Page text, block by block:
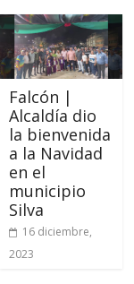
Falcón |
Alcaldía dio
la bienvenida
a la Navidad
en el
municipio
Silva
16 diciembre,
2023